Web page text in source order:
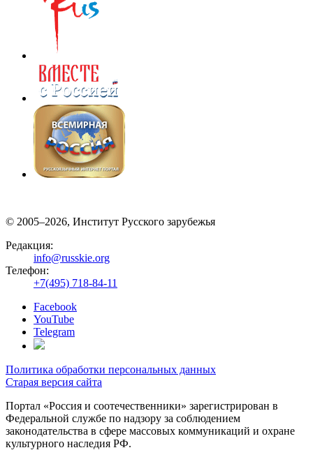
© 2005–2026, Институт Русского зарубежья
Редакция:
info@russkie.org
Телефон:
+7(495) 718-84-11
Facebook
YouTube
Telegram
Политика обработки персональных данных
Старая версия сайта
Портал «Россия и соотечественники» зарегистрирован в
Федеральной службе по надзору за соблюдением
законодательства в сфере массовых коммуникаций и охране
культурного наследия РФ.